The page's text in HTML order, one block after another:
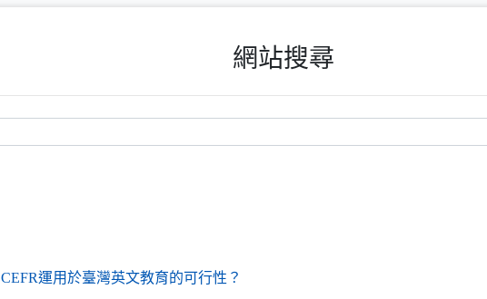
網站搜尋
CEFR運用於臺灣英文教育的可行性？